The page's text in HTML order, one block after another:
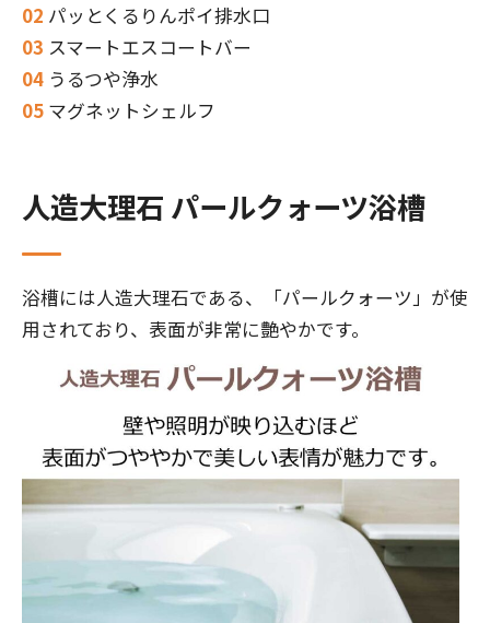
パッとくるりんポイ排水口
スマートエスコートバー
うるつや浄水
マグネットシェルフ
人造大理石 パールクォーツ浴槽
浴槽には人造大理石である、「パールクォーツ」が使
用されており、表面が非常に艶やかです。